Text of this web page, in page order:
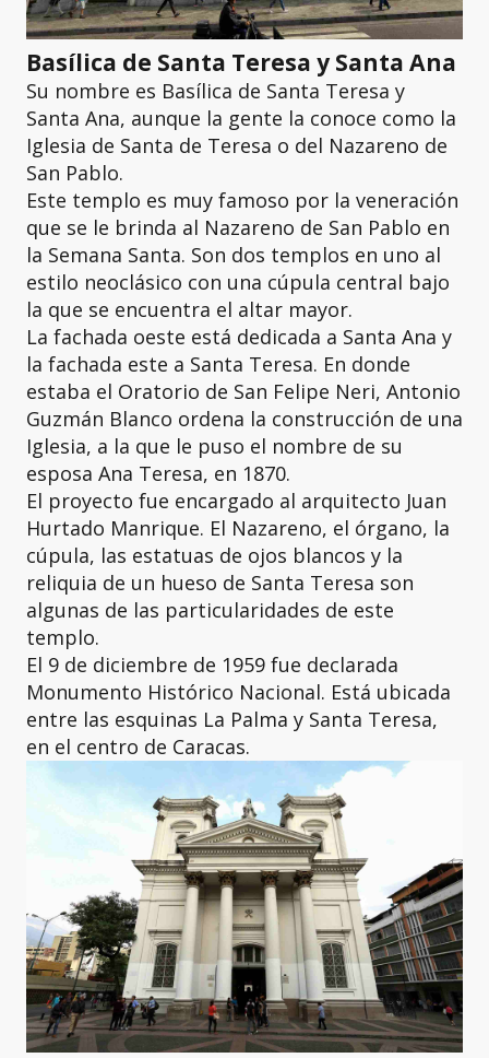
Basílica de Santa Teresa y Santa Ana
Su nombre es Basílica de Santa Teresa y
Santa Ana, aunque la gente la conoce como la
Iglesia de Santa de Teresa o del Nazareno de
San Pablo.
Este templo es muy famoso por la veneración
que se le brinda al Nazareno de San Pablo en
la Semana Santa. Son dos templos en uno al
estilo neoclásico con una cúpula central bajo
la que se encuentra el altar mayor.
La fachada oeste está dedicada a Santa Ana y
la fachada este a Santa Teresa. En donde
estaba el Oratorio de San Felipe Neri, Antonio
Guzmán Blanco ordena la construcción de una
Iglesia, a la que le puso el nombre de su
esposa Ana Teresa, en 1870.
El proyecto fue encargado al arquitecto Juan
Hurtado Manrique. El Nazareno, el órgano, la
cúpula, las estatuas de ojos blancos y la
reliquia de un hueso de Santa Teresa son
algunas de las particularidades de este
templo.
El 9 de diciembre de 1959 fue declarada
Monumento Histórico Nacional. Está ubicada
entre las esquinas La Palma y Santa Teresa,
en el centro de Caracas.